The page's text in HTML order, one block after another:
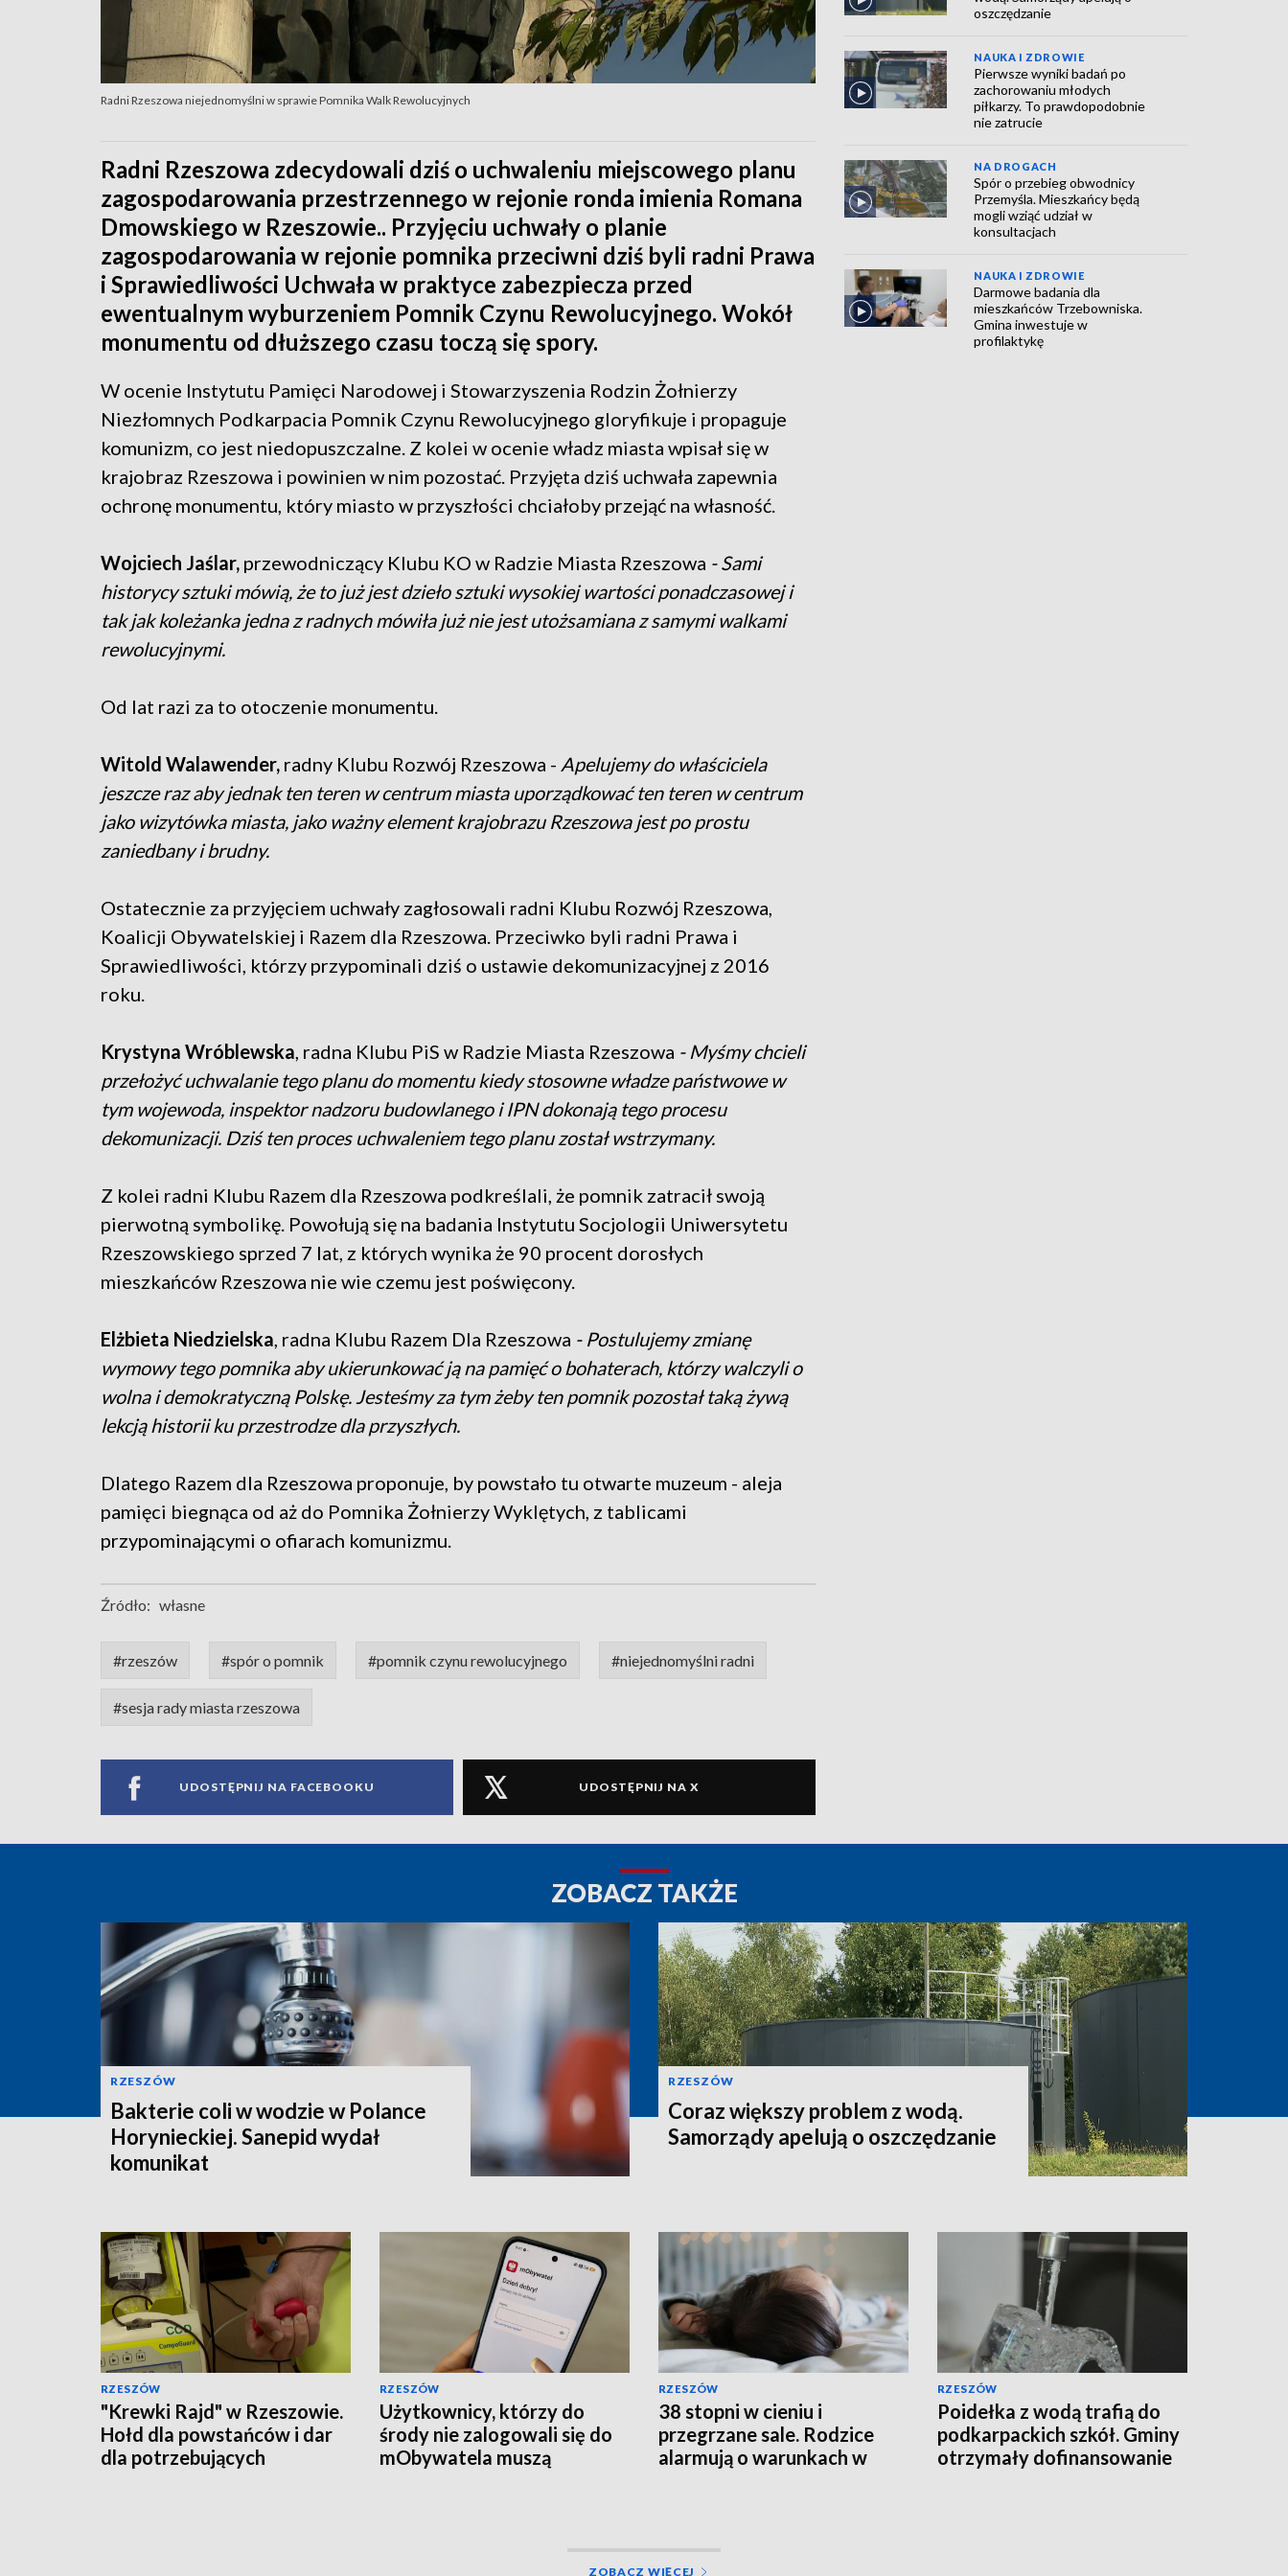
Radni Rzeszowa niejednomyślni w sprawie Pomnika Walk Rewolucyjnych
Radni Rzeszowa zdecydowali dziś o uchwaleniu miejscowego planu
zagospodarowania przestrzennego w rejonie ronda imienia Romana
Dmowskiego w Rzeszowie.. Przyjęciu uchwały o planie
zagospodarowania w rejonie pomnika przeciwni dziś byli radni Prawa
i Sprawiedliwości Uchwała w praktyce zabezpiecza przed
ewentualnym wyburzeniem Pomnik Czynu Rewolucyjnego. Wokół
monumentu od dłuższego czasu toczą się spory.
W ocenie Instytutu Pamięci Narodowej i Stowarzyszenia Rodzin Żołnierzy
Niezłomnych Podkarpacia Pomnik Czynu Rewolucyjnego gloryfikuje i propaguje
komunizm, co jest niedopuszczalne. Z kolei w ocenie władz miasta wpisał się w
krajobraz Rzeszowa i powinien w nim pozostać. Przyjęta dziś uchwała zapewnia
ochronę monumentu, który miasto w przyszłości chciałoby przejąć na własność.
Wojciech Jaślar, przewodniczący Klubu KO w Radzie Miasta Rzeszowa - Sami
historycy sztuki mówią, że to już jest dzieło sztuki wysokiej wartości ponadczasowej i
tak jak koleżanka jedna z radnych mówiła już nie jest utożsamiana z samymi walkami
rewolucyjnymi.
Od lat razi za to otoczenie monumentu.
Witold Walawender, radny Klubu Rozwój Rzeszowa - Apelujemy do właściciela
jeszcze raz aby jednak ten teren w centrum miasta uporządkować ten teren w centrum
jako wizytówka miasta, jako ważny element krajobrazu Rzeszowa jest po prostu
zaniedbany i brudny.
Ostatecznie za przyjęciem uchwały zagłosowali radni Klubu Rozwój Rzeszowa,
Koalicji Obywatelskiej i Razem dla Rzeszowa. Przeciwko byli radni Prawa i
Sprawiedliwości, którzy przypominali dziś o ustawie dekomunizacyjnej z 2016
roku.
Krystyna Wróblewska , radna Klubu PiS w Radzie Miasta Rzeszowa - Myśmy chcieli
przełożyć uchwalanie tego planu do momentu kiedy stosowne władze państwowe w
tym wojewoda, inspektor nadzoru budowlanego i IPN dokonają tego procesu
dekomunizacji. Dziś ten proces uchwaleniem tego planu został wstrzymany.
Z kolei radni Klubu Razem dla Rzeszowa podkreślali, że pomnik zatracił swoją
pierwotną symbolikę. Powołują się na badania Instytutu Socjologii Uniwersytetu
Rzeszowskiego sprzed 7 lat, z których wynika że 90 procent dorosłych
mieszkańców Rzeszowa nie wie czemu jest poświęcony.
Elżbieta Niedzielska , radna Klubu Razem Dla Rzeszowa - Postulujemy zmianę
wymowy tego pomnika aby ukierunkować ją na pamięć o bohaterach, którzy walczyli o
wolna i demokratyczną Polskę. Jesteśmy za tym żeby ten pomnik pozostał taką żywą
lekcją historii ku przestrodze dla przyszłych.
Dlatego Razem dla Rzeszowa proponuje, by powstało tu otwarte muzeum - aleja
pamięci biegnąca od aż do Pomnika Żołnierzy Wyklętych, z tablicami
przypominającymi o ofiarach komunizmu.
Źródło: własne
#rzeszów #spór o pomnik #pomnik czynu rewolucyjnego #niejednomyślni radni
#sesja rady miasta rzeszowa
UDOSTĘPNIJ NA FACEBOOKU UDOSTĘPNIJ NA X
oszczędzanie
NAUKA I ZDROWIE
Pierwsze wyniki badań po
zachorowaniu młodych
piłkarzy. To prawdopodobnie
nie zatrucie
NA DROGACH
Spór o przebieg obwodnicy
Przemyśla. Mieszkańcy będą
mogli wziąć udział w
konsultacjach
NAUKA I ZDROWIE
Darmowe badania dla
mieszkańców Trzebowniska.
Gmina inwestuje w
profilaktykę
ZOBACZ TAKŻE
RZESZÓW
Bakterie coli w wodzie w Polance
Horynieckiej. Sanepid wydał
komunikat
RZESZÓW
Coraz większy problem z wodą.
Samorządy apelują o oszczędzanie
RZESZÓW
"Krewki Rajd" w Rzeszowie.
Hołd dla powstańców i dar
dla potrzebujących
RZESZÓW
Użytkownicy, którzy do
środy nie zalogowali się do
mObywatela muszą
RZESZÓW
38 stopni w cieniu i
przegrzane sale. Rodzice
alarmują o warunkach w
RZESZÓW
Poidełka z wodą trafią do
podkarpackich szkół. Gminy
otrzymały dofinansowanie
ZOBACZ WIĘCEJ